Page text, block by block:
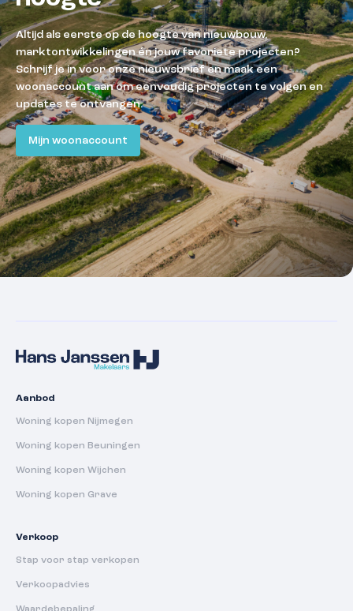
Altijd als eerste op de hoogte van nieuwbouw,
marktontwikkelingen én jouw favoriete projecten?
Schrijf je in voor onze nieuwsbrief en maak een
woonaccount aan om eenvoudig projecten te volgen en
updates te ontvangen.
Mijn woonaccount
Aanbod
Woning kopen Nijmegen
Woning kopen Beuningen
Woning kopen Wijchen
Woning kopen Grave
Verkoop
Stap voor stap verkopen
Verkoopadvies
Waardebepaling